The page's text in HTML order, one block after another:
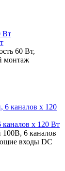
60 Вт,
монтаж
каналов х 120 Вт
100В, 6 каналов
входы DC